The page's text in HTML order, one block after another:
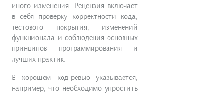
иного изменения. Рецензия включает
в себя проверку корректности кода,
тестового покрытия, изменений
функционала и соблюдения основных
принципов программирования и
лучших практик.
В хорошем код-ревью указывается,
например, что необходимо упростить